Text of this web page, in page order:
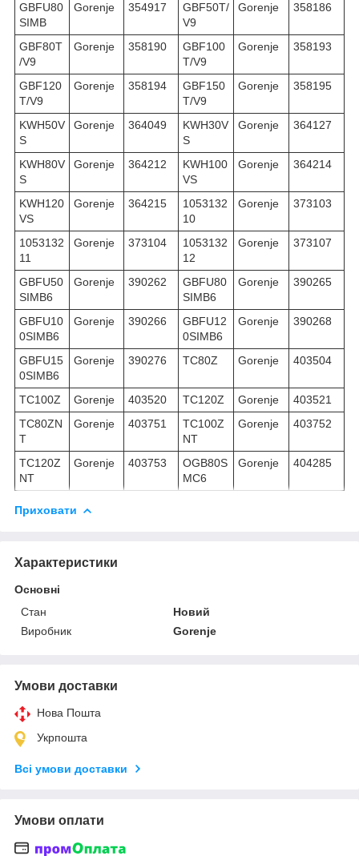
GBFU80
SIMB
Gorenje 354917
GBF50T/
V9
Gorenje 358186
GBF80T
/V9
Gorenje 358190
GBF100
T/V9
Gorenje 358193
GBF120
T/V9
Gorenje 358194
GBF150
T/V9
Gorenje 358195
KWH50V
S
Gorenje 364049
KWH30V
S
Gorenje 364127
KWH80V
S
Gorenje 364212
KWH100
VS
Gorenje 364214
KWH120
VS
Gorenje 364215
1053132
10
Gorenje 373103
1053132
11
Gorenje 373104
1053132
12
Gorenje 373107
GBFU50
SIMB6
Gorenje 390262
GBFU80
SIMB6
Gorenje 390265
GBFU10
0SIMB6
Gorenje 390266
GBFU12
0SIMB6
Gorenje 390268
GBFU15
0SIMB6
Gorenje 390276 TC80Z Gorenje 403504
TC100Z Gorenje 403520 TC120Z Gorenje
403521
TC80ZN
T
Gorenje 403751
TC100Z
NT
Gorenje 403752
TC120Z
NT
Gorenje 403753
OGB80S
MC6
Gorenje 404285
Приховати
Характеристики
Основні
Стан
Новий
Виробник
Gorenje
Умови доставки
Нова Пошта
Укрпошта
Всі умови доставки
Умови оплати